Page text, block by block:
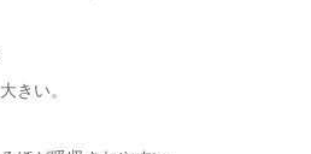
きい。